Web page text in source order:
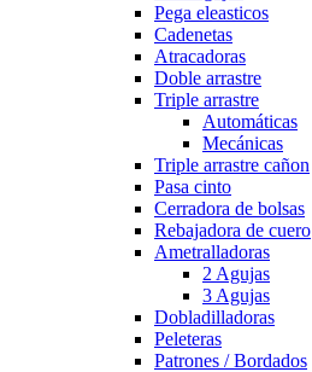
Pega eleasticos
Cadenetas
Atracadoras
Doble arrastre
Triple arrastre
Automáticas
Mecánicas
Triple arrastre cañon
Pasa cinto
Cerradora de bolsas
Rebajadora de cuero
Ametralladoras
2 Agujas
3 Agujas
Dobladilladoras
Peleteras
Patrones / Bordados